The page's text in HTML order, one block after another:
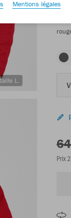
L.
Prix
Mentions légales